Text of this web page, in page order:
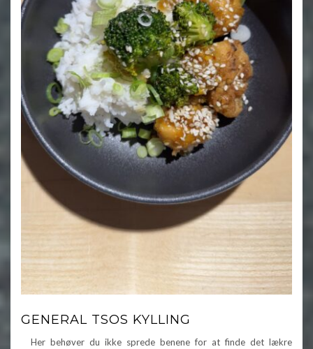
GENERAL TSOS KYLLING
Her behøver du ikke sprede benene for at finde det lækre